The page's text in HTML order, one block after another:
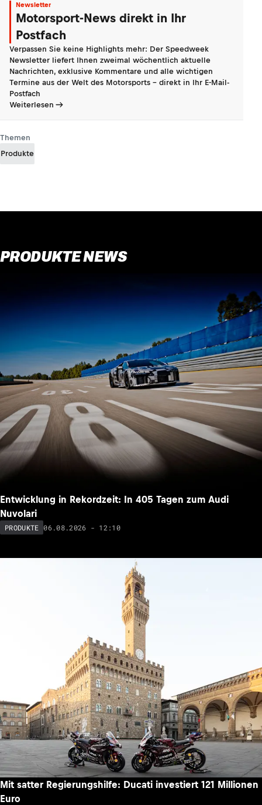
Newsletter
Motorsport-News direkt in Ihr
Postfach
Verpassen Sie keine Highlights mehr: Der Speedweek
Newsletter liefert Ihnen zweimal wöchentlich aktuelle
Nachrichten, exklusive Kommentare und alle wichtigen
Termine aus der Welt des Motorsports - direkt in Ihr E-Mail-
Postfach
Weiterlesen
Themen
Produkte
PRODUKTE NEWS
Entwicklung in Rekordzeit: In 405 Tagen zum Audi
Nuvolari
PRODUKTE 06.08.2026 - 12:10
Mit satter Regierungshilfe: Ducati investiert 121 Millionen
Euro